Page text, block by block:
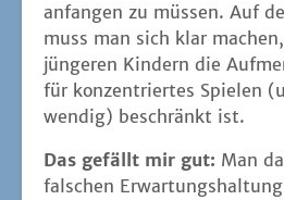
anfan­gen zu müs­sen. Auf
muss man sich klar
jün­ge­ren Kin­dern die
für kon­zen­trier­tes Spie­len
wen­dig) beschränkt ist.
Das gefällt mir gut: Man
fal­schen